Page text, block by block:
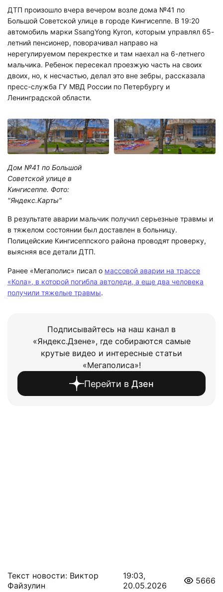
ДТП произошло вчера вечером возле дома №41 по
Большой Советской улице в городе Кингисеппе. В 19:20
автомобиль марки SsangYong Kyron, которым управлял 65-
летний пенсионер, поворачивал направо на
нерегулируемом перекрестке и там наехал на 6-летнего
мальчика. Ребенок пересекал проезжую часть на своих
двоих, но, к несчастью, делал это вне зебры, рассказала
пресс-служба ГУ МВД России по Петербургу и
Ленинградской области.
Дом №41 по Большой
Советской улице в
Кингисеппе. Фото:
"Яндекс.Карты"
В результате аварии мальчик получил серьезные травмы и
в тяжелом состоянии был доставлен в больницу.
Полицейские Кингисеппского района проводят проверку,
выясняя все детали ДТП.
Ранее «Мегаполис» писал о массовой аварии на трассе
«Кола», в которой погибла автоледи, а еще два человека
получили тяжелые травмы.
Подписывайтесь на наш канал в
«Яндекс.Дзене», где собираются самые
крутые видео и интересные статьи
«Мегаполиса»!
Перейти в Дзен
Текст новости: Виктор
Файзулин
19:03,
20.05.2026
5666